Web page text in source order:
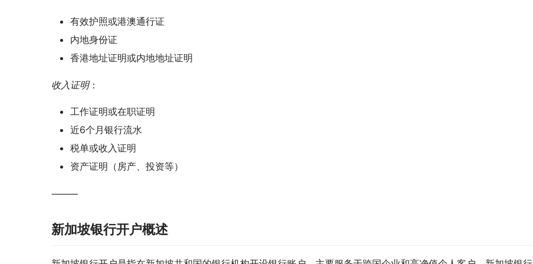
有效护照或港澳通行证
内地身份证
香港地址证明或内地地址证明
收入证明：
工作证明或在职证明
近6个月银行流水
税单或收入证明
资产证明（房产、投资等）
⸻
新加坡银行开户概述